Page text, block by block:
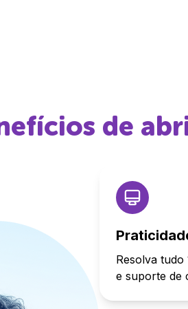
de
Resolva
e suporte de